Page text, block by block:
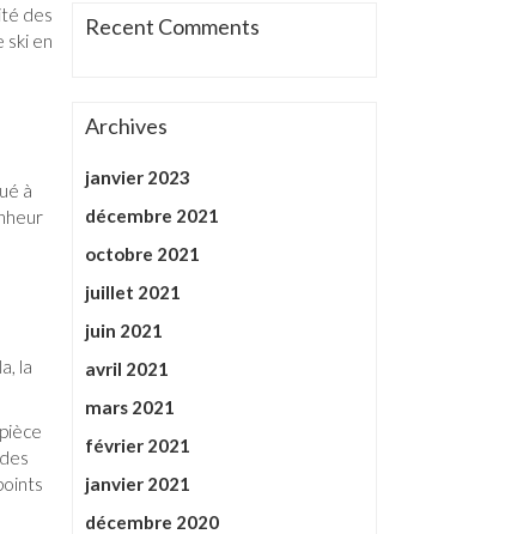
des
ski en
à
la
Recent Comments
Archives
janvier 2023
décembre 2021
octobre 2021
juillet 2021
juin 2021
avril 2021
mars 2021
février 2021
janvier 2021
décembre 2020